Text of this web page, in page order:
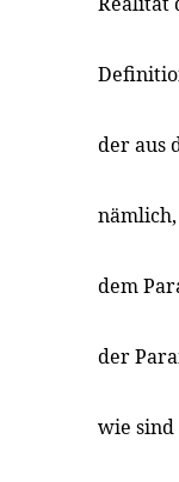
der aus
dem
der
wie